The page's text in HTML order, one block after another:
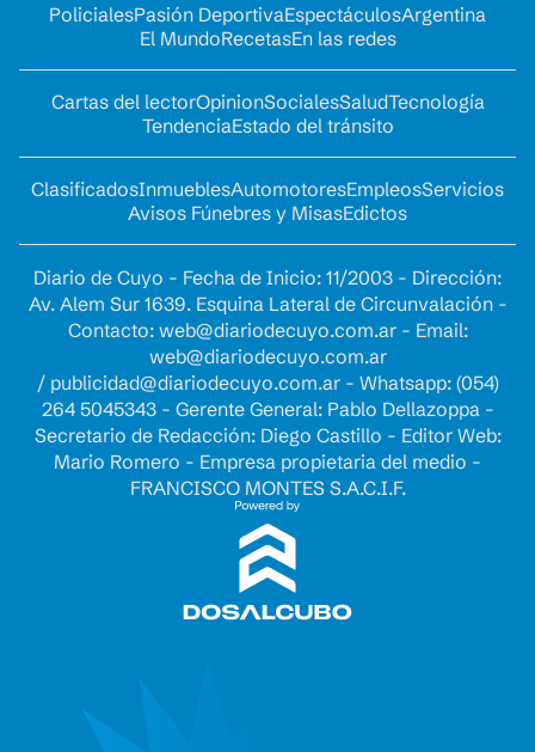
PolicialesPasión DeportivaEspectáculosArgentina
El MundoRecetasEn las redes
Cartas del lectorOpinionSocialesSaludTecnología
TendenciaEstado del tránsito
ClasificadosInmueblesAutomotoresEmpleosServicios
Avisos Fúnebres y MisasEdictos
Diario de Cuyo - Fecha de Inicio: 11/2003 - Dirección:
Av. Alem Sur 1639. Esquina Lateral de Circunvalación -
Contacto: web@diariodecuyo.com.ar- Email:
web@diariodecuyo.com.ar
/ publicidad@diariodecuyo.com.ar- Whatsapp: (054)
264 5045343 - Gerente General: Pablo Dellazoppa -
Secretario de Redacción: Diego Castillo - Editor Web:
Mario Romero - Empresa propietaria del medio -
FRANCISCO MONTES S.A.C.I.F.